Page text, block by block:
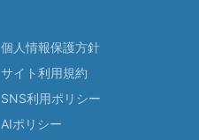
個人情報保護方針
サイト利用規約
SNS利用ポリシー
AIポリシー